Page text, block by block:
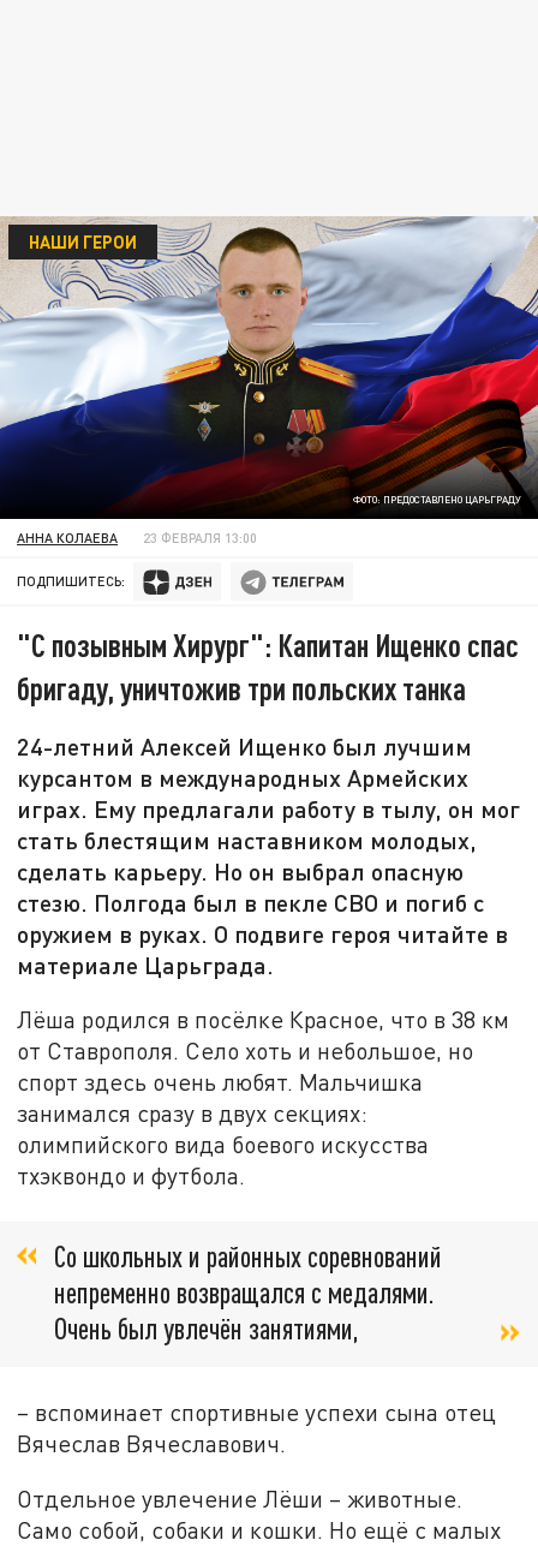
ФОТО: ПРЕДОСТАВЛЕНО ЦАРЬГРАДУ
НАШИ ГЕРОИ
АННА КОЛАЕВА 23 ФЕВРАЛЯ 13:00
ПОДПИШИТЕСЬ:
"С позывным Хирург": Капитан Ищенко спас
бригаду, уничтожив три польских танка
24-летний Алексей Ищенко был лучшим
курсантом в международных Армейских
играх. Ему предлагали работу в тылу, он мог
стать блестящим наставником молодых,
сделать карьеру. Но он выбрал опасную
стезю. Полгода был в пекле СВО и погиб с
оружием в руках. О подвиге героя читайте в
материале Царьграда.
Лёша родился в посёлке Красное, что в 38 км
от Ставрополя. Село хоть и небольшое, но
спорт здесь очень любят. Мальчишка
занимался сразу в двух секциях:
олимпийского вида боевого искусства
тхэквондо и футбола.
Со школьных и районных соревнований
непременно возвращался с медалями.
Очень был увлечён занятиями,
– вспоминает спортивные успехи сына отец
Вячеслав Вячеславович.
Отдельное увлечение Лёши – животные.
Само собой, собаки и кошки. Но ещё с малых